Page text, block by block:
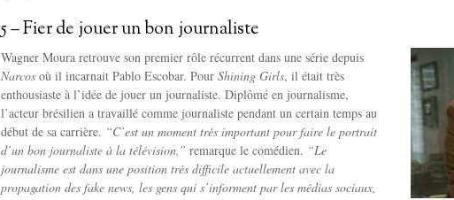
5 – Fier de jouer un bon journaliste
Wagner Moura retrouve son premier rôle récurrent dans une série depuis
Narcos où il incarnait Pablo Escobar. Pour Shining Girls, il était très
enthousiaste à l’idée de jouer un journaliste. Diplômé en journalisme,
l’acteur brésilien a travaillé comme journaliste pendant un certain temps au
début de sa carrière. “C’est un moment très important pour faire le portrait
d’un bon journaliste à la télévision,” remarque le comédien. “Le
journalisme est dans une position très difficile actuellement avec la
propagation des fake news, les gens qui s’informent par les médias sociaux,